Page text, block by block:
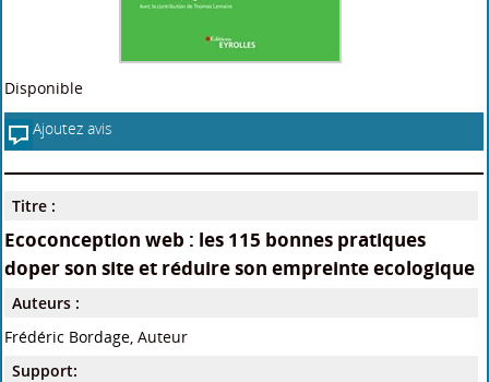
Disponible
Ajoutez avis
Titre :
Ecoconception web : les 115 bonnes pratiques
doper son site et réduire son empreinte ecologique
Auteurs :
Frédéric Bordage, Auteur
Support: